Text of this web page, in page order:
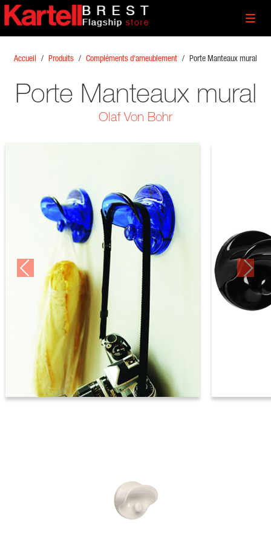
Accueil / Produits / Compléments d'ameublement / Porte Manteaux mural
Porte Manteaux mural
Olaf Von Bohr